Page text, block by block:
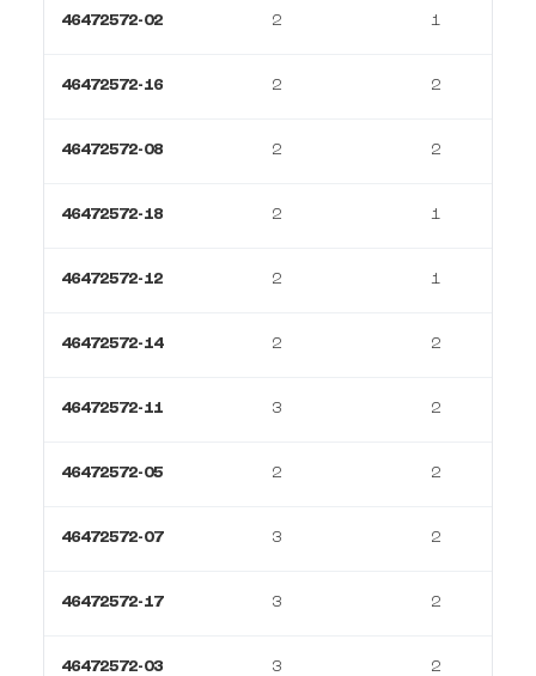
46472572-02 2 1
46472572-16 2 2
46472572-08 2 2
46472572-18 2 1
46472572-12 2 1
46472572-14 2 2
46472572-11 3 2
46472572-05 2 2
46472572-07 3 2
46472572-17 3 2
46472572-03 3 2